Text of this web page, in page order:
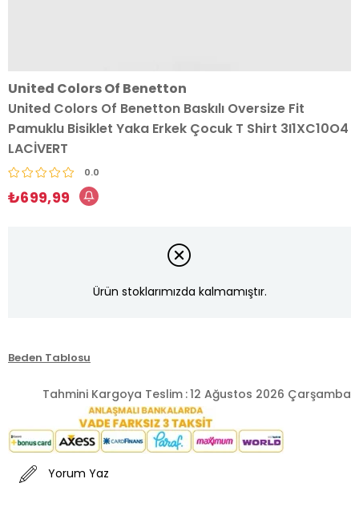
United Colors Of Benetton
United Colors Of Benetton Baskılı Oversize Fit
Pamuklu Bisiklet Yaka Erkek Çocuk T Shirt 3I1XC10O4
LACİVERT
0.0
₺699,99
Ürün stoklarımızda kalmamıştır.
Beden Tablosu
Tahmini Kargoya Teslim :12 Ağustos 2026 Çarşamba
Yorum Yaz